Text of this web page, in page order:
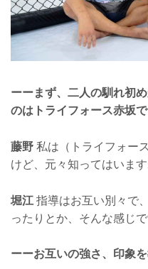
ーーまず、二人の馴れ初
のはトライフォース赤坂
藤野 私は（トライフォー
けど、元々知ってはいます
堀江 指導はお互い別々で
ったりとか、そんな感じで
ーーお互いの強さ、印象を